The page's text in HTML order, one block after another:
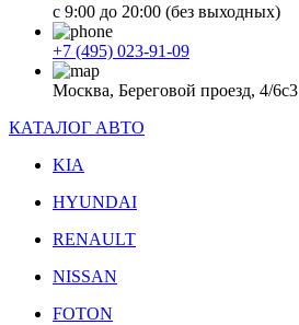
с 9:00 до 20:00 (без выходных)
+7 (495) 023-91-09
Москва, Береговой проезд, 4/6с3
КАТАЛОГ АВТО
KIA
HYUNDAI
RENAULT
NISSAN
FOTON